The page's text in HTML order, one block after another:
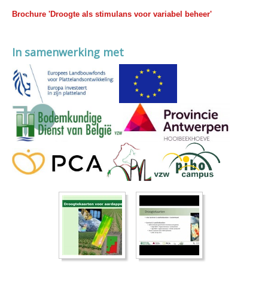
Brochure 'Droogte als stimulans voor variabel beheer'
In samenwerking met